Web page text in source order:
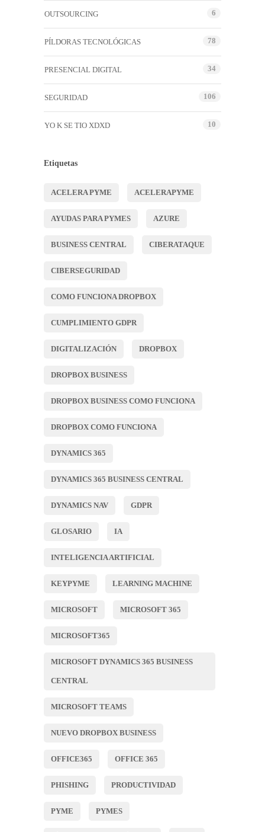
OUTSOURCING 6
PÍLDORAS TECNOLÓGICAS 78
PRESENCIAL DIGITAL 34
SEGURIDAD 106
YO K SE TIO XDXD 10
Etiquetas
ACELERA PYME ACELERAPYME
AYUDAS PARA PYMES AZURE
BUSINESS CENTRAL CIBERATAQUE
CIBERSEGURIDAD
COMO FUNCIONA DROPBOX
CUMPLIMIENTO GDPR
DIGITALIZACIÓN DROPBOX
DROPBOX BUSINESS
DROPBOX BUSINESS COMO FUNCIONA
DROPBOX COMO FUNCIONA
DYNAMICS 365
DYNAMICS 365 BUSINESS CENTRAL
DYNAMICS NAV GDPR
GLOSARIO IA
INTELIGENCIA ARTIFICIAL
KEYPYME LEARNING MACHINE
MICROSOFT MICROSOFT 365
MICROSOFT365
MICROSOFT DYNAMICS 365 BUSINESS
CENTRAL
MICROSOFT TEAMS
NUEVO DROPBOX BUSINESS
OFFICE365 OFFICE 365
PHISHING PRODUCTIVIDAD
PYME PYMES